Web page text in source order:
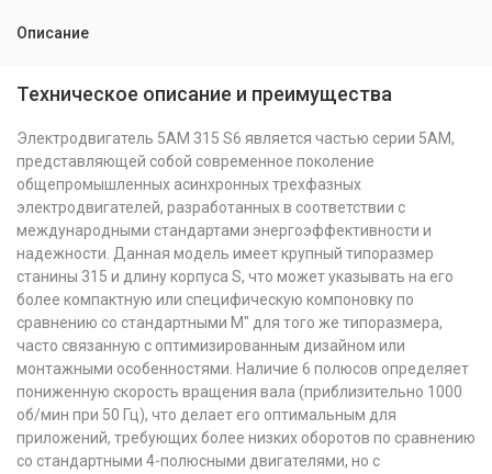
Описание
Техническое описание и преимущества
Электродвигатель 5АМ 315 S6 является частью серии 5АМ,
представляющей собой современное поколение
общепромышленных асинхронных трехфазных
электродвигателей, разработанных в соответствии с
международными стандартами энергоэффективности и
надежности. Данная модель имеет крупный типоразмер
станины 315 и длину корпуса S, что может указывать на его
более компактную или специфическую компоновку по
сравнению со стандартными М" для того же типоразмера,
часто связанную с оптимизированным дизайном или
монтажными особенностями. Наличие 6 полюсов определяет
пониженную скорость вращения вала (приблизительно 1000
об/мин при 50 Гц), что делает его оптимальным для
приложений, требующих более низких оборотов по сравнению
со стандартными 4-полюсными двигателями, но с